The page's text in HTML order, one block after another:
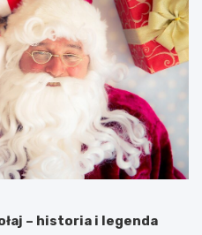
– historia i legenda